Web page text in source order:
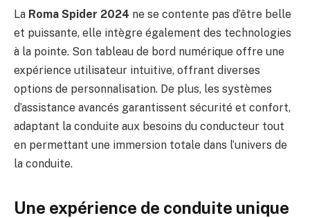
La Roma Spider 2024 ne se contente pas d’être belle
et puissante, elle intègre également des technologies
à la pointe. Son tableau de bord numérique offre une
expérience utilisateur intuitive, offrant diverses
options de personnalisation. De plus, les systèmes
d’assistance avancés garantissent sécurité et confort,
adaptant la conduite aux besoins du conducteur tout
en permettant une immersion totale dans l’univers de
la conduite.
Une expérience de conduite unique